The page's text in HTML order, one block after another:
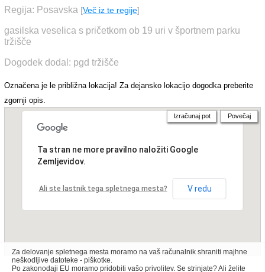
Regija: Posavska [Več iz te regije]
gasilska veselica s pričetkom ob 19 uri v športnem parku
tržišče
Dogodek dodal: pgd tržišče
Označena je le približna lokacija! Za dejansko lokacijo dogodka preberite
zgornji opis.
Ta stran ne more pravilno naložiti Google
Zemljevidov.
Ali ste lastnik tega spletnega mesta? V redu
Izračunaj pot Povečaj
Za delovanje spletnega mesta moramo na vaš računalnik shraniti majhne
neškodljive datoteke - piškotke.
Po zakonodaji EU moramo pridobiti vašo privolitev. Se strinjate? Ali želite